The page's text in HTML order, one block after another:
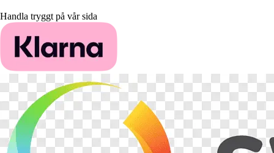
Handla tryggt på vår sida